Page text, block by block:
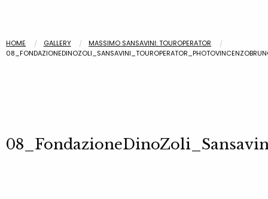
HOME GALLERY
MASSIMO SANSAVINI: TOUROPERATOR